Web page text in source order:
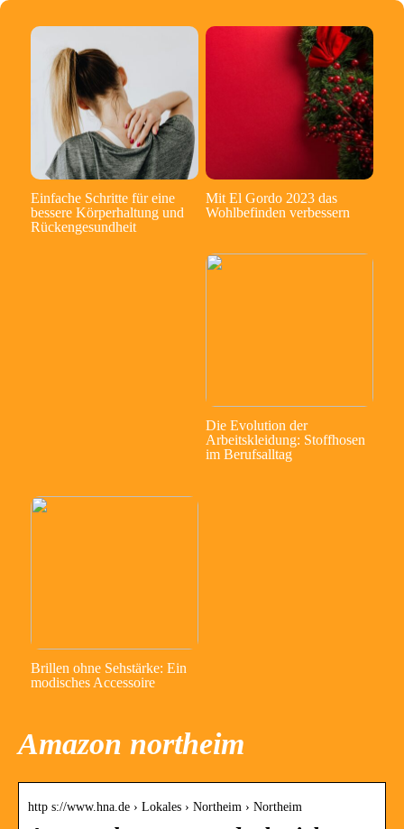
Einfache Schritte für eine
bessere Körperhaltung und
Rückengesundheit
Mit El Gordo 2023 das
Wohlbefinden verbessern
Die Evolution der
Arbeitskleidung: Stoffhosen
im Berufsalltag
Brillen ohne Sehstärke: Ein
modisches Accessoire
Amazon northeim
http s://www.hna.de › Lokales › Northeim › Northeim